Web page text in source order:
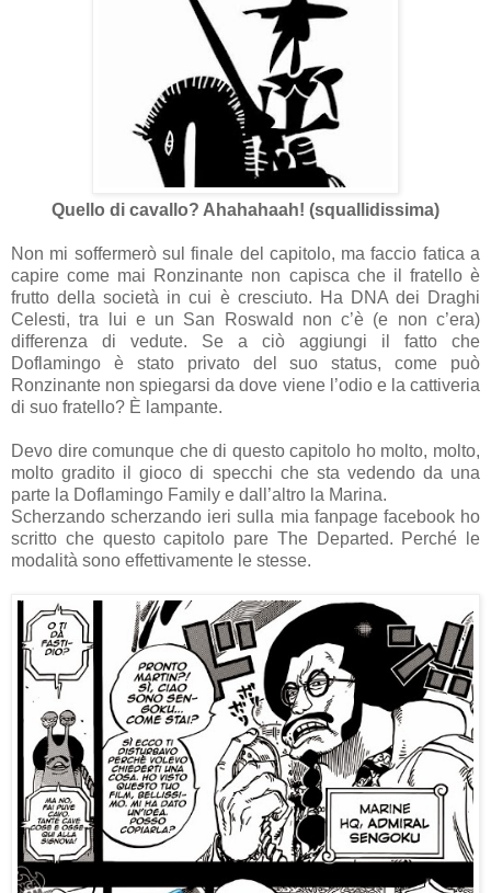
Quello di cavallo? Ahahahaah! (squallidissima)
Non mi soffermerò sul finale del capitolo, ma faccio fatica a
capire come mai Ronzinante non capisca che il fratello è
frutto della società in cui è cresciuto. Ha DNA dei Draghi
Celesti, tra lui e un San Roswald non c’è (e non c’era)
differenza di vedute. Se a ciò aggiungi il fatto che
Doflamingo è stato privato del suo status, come può
Ronzinante non spiegarsi da dove viene l’odio e la cattiveria
di suo fratello? È lampante.
Devo dire comunque che di questo capitolo ho molto, molto,
molto gradito il gioco di specchi che sta vedendo da una
parte la Doflamingo Family e dall’altro la Marina.
Scherzando scherzando ieri sulla mia fanpage facebook ho
scritto che questo capitolo pare The Departed. Perché le
modalità sono effettivamente le stesse.